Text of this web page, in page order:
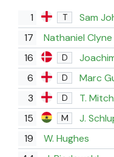
1 T Sam
17 Nathaniel Clyne
16 D
6 D Marc
3 D T.
15 M J.
19 W. Hughes